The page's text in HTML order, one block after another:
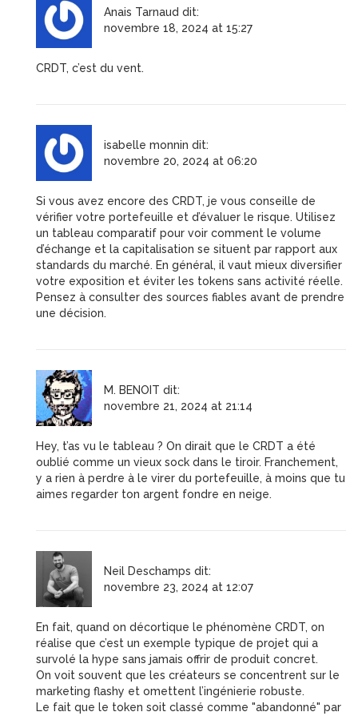
Anais Tarnaud dit:
novembre 18, 2024 at 15:27
CRDT, c’est du vent.
isabelle monnin dit:
novembre 20, 2024 at 06:20
Si vous avez encore des CRDT, je vous conseille de
vérifier votre portefeuille et d’évaluer le risque. Utilisez
un tableau comparatif pour voir comment le volume
d’échange et la capitalisation se situent par rapport aux
standards du marché. En général, il vaut mieux diversifier
votre exposition et éviter les tokens sans activité réelle.
Pensez à consulter des sources fiables avant de prendre
une décision.
M. BENOIT dit:
novembre 21, 2024 at 21:14
Hey, t’as vu le tableau ? On dirait que le CRDT a été
oublié comme un vieux sock dans le tiroir. Franchement,
y a rien à perdre à le virer du portefeuille, à moins que tu
aimes regarder ton argent fondre en neige.
Neil Deschamps dit:
novembre 23, 2024 at 12:07
En fait, quand on décortique le phénomène CRDT, on
réalise que c’est un exemple typique de projet qui a
survolé la hype sans jamais offrir de produit concret.
On voit souvent que les créateurs se concentrent sur le
marketing flashy et omettent l’ingénierie robuste.
Le fait que le token soit classé comme "abandonné" par